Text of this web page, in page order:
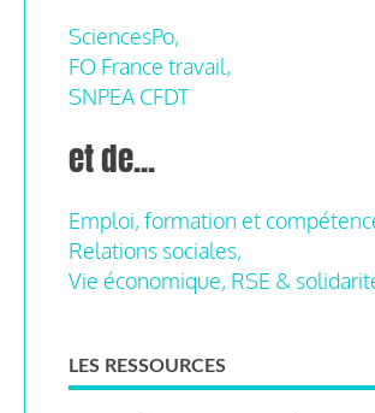
SciencesPo,
FO France travail,
SNPEA CFDT
et de...
Emploi, formation et
Relations sociales,
Vie économique, RSE &
LES RESSOURCES